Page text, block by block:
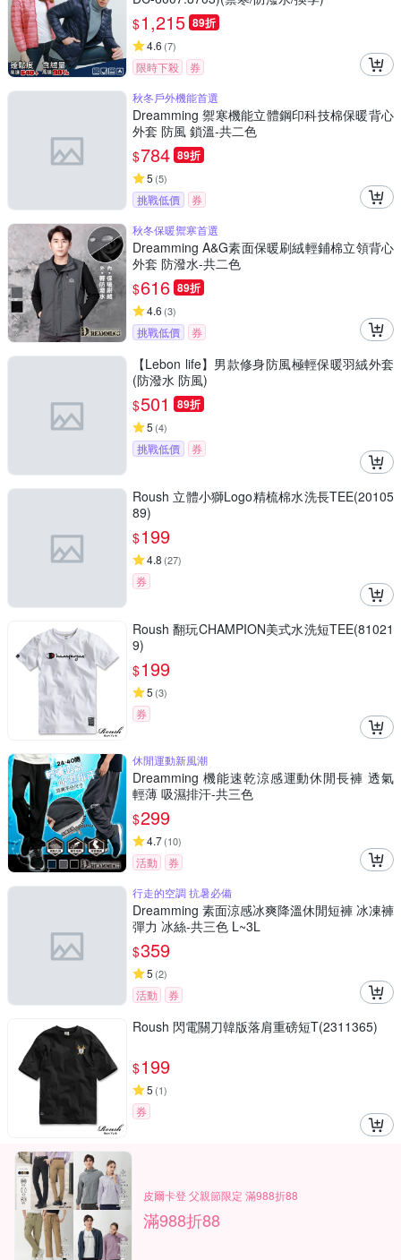
$1,215 89折
4.6 (7)
限時下殺
券
秋冬戶外機能首選
Dreamming 禦寒機能立體鋼印科技棉保暖背心
外套 防風 鎖溫-共二色
$784 89折
5 (5)
挑戰低價
券
秋冬保暖禦寒首選
Dreamming A&G素面保暖刷絨輕鋪棉立領背心
外套 防潑水-共二色
$616 89折
4.6 (3)
挑戰低價 券
【Lebon life】男款修身防風極輕保暖羽絨外套
(防潑水 防風)
$501 89折
5 (4)
挑戰低價 券
Roush 立體小獅Logo精梳棉水洗長TEE(20105
89)
$199
4.8 (27)
券
Roush 翻玩CHAMPION美式水洗短TEE(81021
9)
$199
5 (3)
券
休閒運動新風潮
Dreamming 機能速乾涼感運動休閒長褲 透氣
輕薄 吸濕排汗-共三色
$299
4.7(10)
活動
券
行走的空調 抗暑必備
Dreamming 素面涼感冰爽降溫休閒短褲 冰凍褲
彈力 冰絲-共三色 L~3L
$359
5 (2)
活動 券
Roush 閃電關刀韓版落肩重磅短T(2311365)
$199
5 (1)
券
皮爾卡登 父親節限定 滿988折88
滿988折88